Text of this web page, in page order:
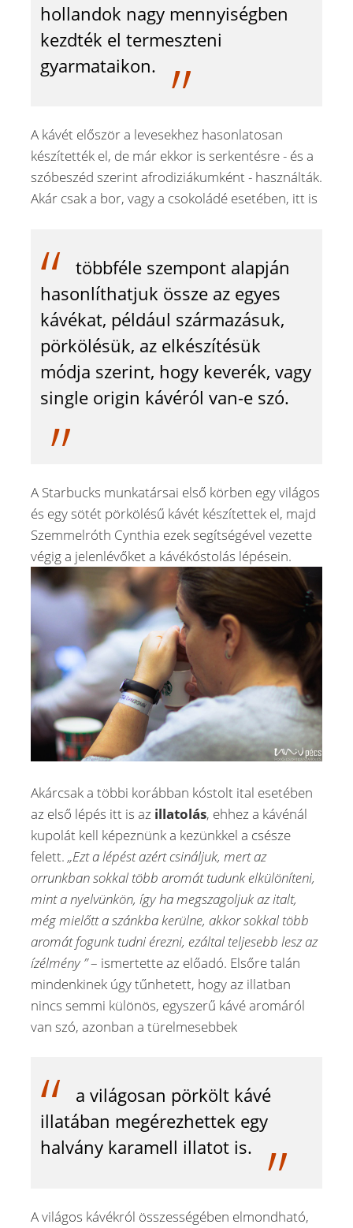
hollandok nagy mennyiségben
kezdték el termeszteni
gyarmataikon.
A kávét először a levesekhez hasonlatosan
készítették el, de már ekkor is serkentésre - és a
szóbeszéd szerint afrodiziákumként - használták.
Akár csak a bor, vagy a csokoládé esetében, itt is
többféle szempont alapján
hasonlíthatjuk össze az egyes
kávékat, például származásuk,
pörkölésük, az elkészítésük
módja szerint, hogy keverék, vagy
single origin kávéról van-e szó.
A Starbucks munkatársai első körben egy világos
és egy sötét pörkölésű kávét készítettek el, majd
Szemmelróth Cynthia ezek segítségével vezette
végig a jelenlévőket a kávékóstolás lépésein.
Akárcsak a többi korábban kóstolt ital esetében
az első lépés itt is az illatolás, ehhez a kávénál
kupolát kell képeznünk a kezünkkel a csésze
felett. „Ezt a lépést azért csináljuk, mert az
orrunkban sokkal több aromát tudunk elkülöníteni,
mint a nyelvünkön, így ha megszagoljuk az italt,
még mielőtt a szánkba kerülne, akkor sokkal több
aromát fogunk tudni érezni, ezáltal teljesebb lesz az
ízélmény ”– ismertette az előadó. Elsőre talán
mindenkinek úgy tűnhetett, hogy az illatban
nincs semmi különös, egyszerű kávé aromáról
van szó, azonban a türelmesebbek
a világosan pörkölt kávé
illatában megérezhettek egy
halvány karamell illatot is.
A világos kávékról összességében elmondható,